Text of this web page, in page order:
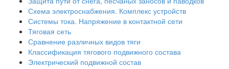
Схема электроснабжения. Комплекс устройств
Системы тока. Напряжение в контактной сети
Тяговая сеть
Сравнение различных видов тяги
Классификация тягового подвижного состава
Электрический подвижной состав